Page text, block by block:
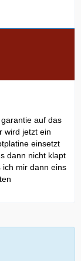
auf das
wird jetzt ein
einsetzt
dann nicht klapt
ich mir dann eins